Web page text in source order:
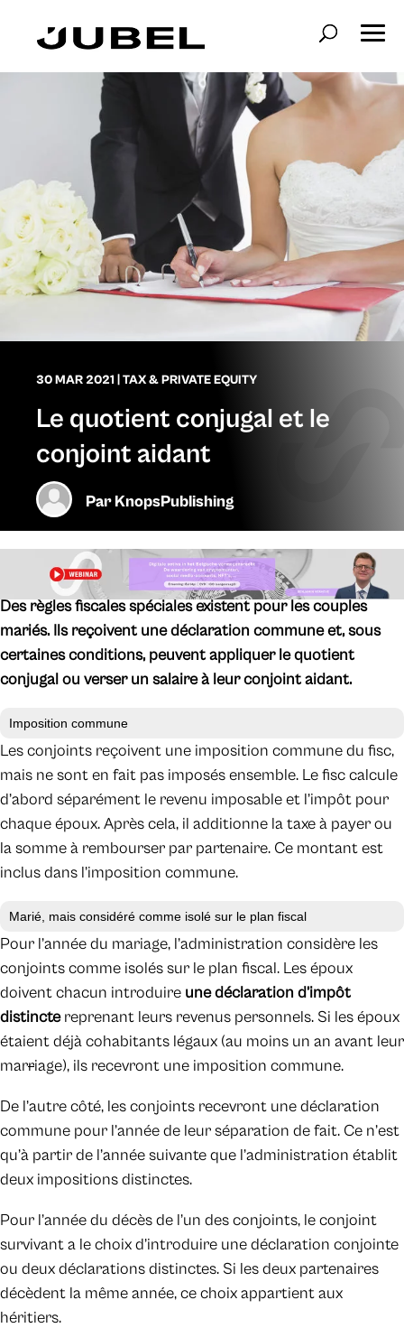
30 MAR 2021 TAX & PRIVATE EQUITY
Le quotient conjugal et le
conjoint aidant
ParKnopsPublishing
Des règles fiscales spéciales existent pour les couples
mariés. Ils reçoivent une déclaration commune et, sous
certaines conditions, peuvent appliquer le quotient
conjugal ou verser un salaire à leur conjoint aidant.
Imposition commune
Les conjoints reçoivent une imposition commune du fisc,
mais ne sont en fait pas imposés ensemble. Le fisc calcule
d’abord séparément le revenu imposable et l’impôt pour
chaque époux. Après cela, il additionne la taxe à payer ou
la somme à rembourser par partenaire. Ce montant est
inclus dans l’imposition commune.
Marié, mais considéré comme isolé sur le plan fiscal
Pour l’année du mariage, l’administration considère les
conjoints comme isolés sur le plan fiscal. Les époux
doivent chacun introduire une déclaration d’impôt
distinctereprenant leurs revenus personnels. Si les époux
étaient déjà cohabitants légaux (au moins un an avant leur
marriage), ils recevront une imposition commune.
De l’autre côté, les conjoints recevront une déclaration
commune pour l’année de leur séparation de fait. Ce n’est
qu’à partir de l’année suivante que l’administration établit
deux impositions distinctes.
Pour l’année du décès de l’un des conjoints, le conjoint
survivant a le choix d’introduire une déclaration conjointe
ou deux déclarations distinctes. Si les deux partenaires
décèdent la même année, ce choix appartient aux
héritiers.